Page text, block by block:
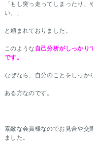
「もし突っ走ってしまったり
い。」
と頼まれておりました。
このような 自己分析がしっかり
です。
なぜなら、自分のことをしっか
ある方なのです。
素敵な会員様なのでお見合や交
ました。